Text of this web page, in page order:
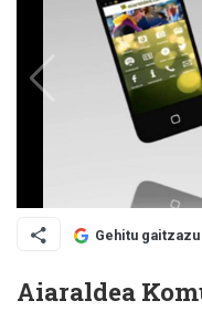
Gehitu
Aiaraldea